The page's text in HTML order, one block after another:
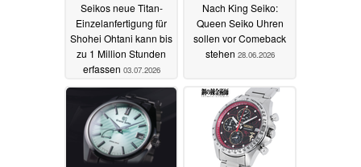
Seikos neue Titan-
Einzelanfertigung für
Shohei Ohtani kann bis
zu 1 Million Stunden
erfassen 03.07.2026
Nach King Seiko:
Queen Seiko Uhren
sollen vor Comeback
stehen 28.06.2026